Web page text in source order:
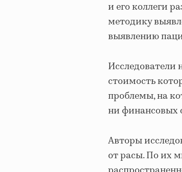
и его коллеги
методику
выявлению
Исследователи
стоимость
проблемы, на
ни финансовых
Авторы
от расы. По их